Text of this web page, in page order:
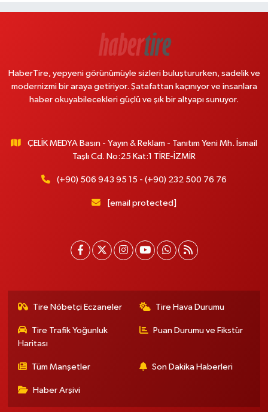
HaberTire, yepyeni görünümüyle sizleri buluştururken, sadelik ve
modernizmi bir araya getiriyor. Şatafattan kaçınıyor ve insanlara
haber okuyabilecekleri güçlü ve şık bir altyapı sunuyor.
ÇELİK MEDYA Basın - Yayın & Reklam - Tanıtım Yeni Mh. İsmail
Taşlı Cd. No:25 Kat:1 TİRE-İZMİR
(+90) 506 943 95 15 - (+90) 232 500 76 76
[email protected]
Tire Nöbetçi Eczaneler Tire Hava Durumu
Tire Trafik Yoğunluk
Haritası
Puan Durumu ve Fikstür
Tüm Manşetler Son Dakika Haberleri
Haber Arşivi